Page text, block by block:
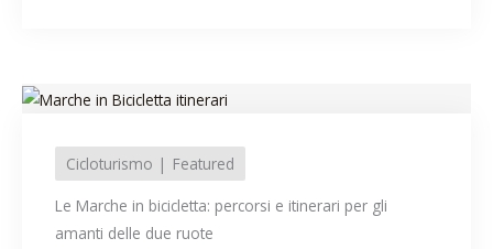
Cicloturismo
Featured
Le Marche in bicicletta: percorsi e itinerari per gli
amanti delle due ruote